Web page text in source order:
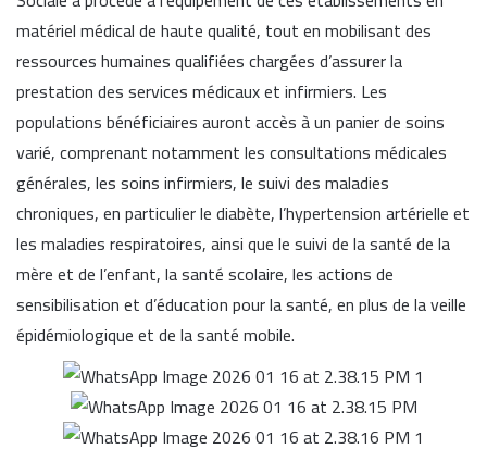
matériel médical de haute qualité, tout en mobilisant des
ressources humaines qualifiées chargées d’assurer la
prestation des services médicaux et infirmiers. Les
populations bénéficiaires auront accès à un panier de soins
varié, comprenant notamment les consultations médicales
générales, les soins infirmiers, le suivi des maladies
chroniques, en particulier le diabète, l’hypertension artérielle et
les maladies respiratoires, ainsi que le suivi de la santé de la
mère et de l’enfant, la santé scolaire, les actions de
sensibilisation et d’éducation pour la santé, en plus de la veille
épidémiologique et de la santé mobile.